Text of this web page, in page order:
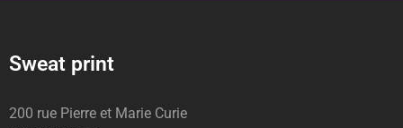
Sweat print
200 rue Pierre et Marie Curie